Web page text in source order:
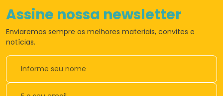
Assine nossa newsletter
Enviaremos sempre os melhores materiais, convites e
notícias.